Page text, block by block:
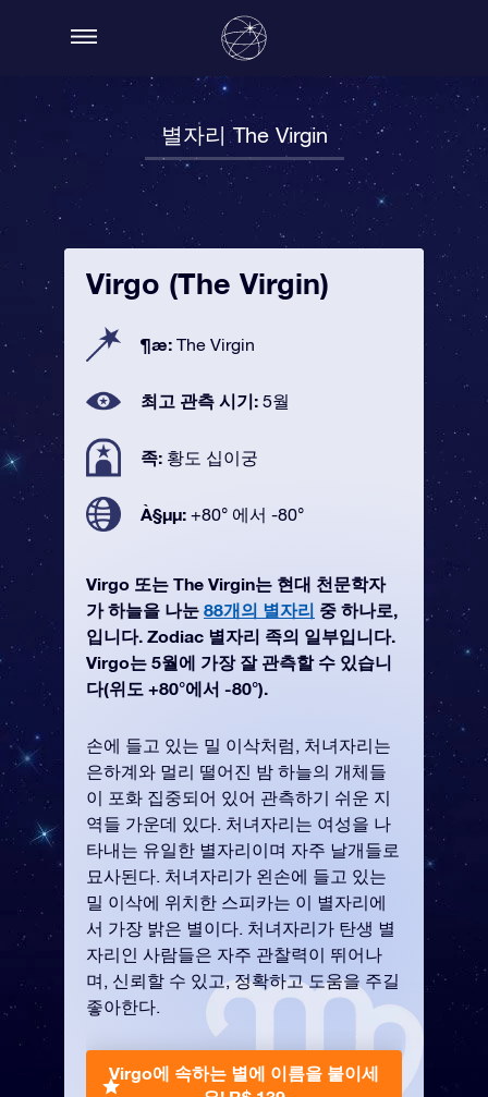
별자리 The Virgin
Virgo (The Virgin)
¶æ: The Virgin
최고 관측 시기: 5월
족: 황도 십이궁
À§µµ: +80° 에서 -80°
Virgo 또는 The Virgin는 현대 천문학자
가 하늘을 나눈 88개의 별자리 중 하나로,
입니다. Zodiac 별자리 족의 일부입니다.
Virgo는 5월에 가장 잘 관측할 수 있습니
다(위도 +80°에서 -80°).
손에 들고 있는 밀 이삭처럼, 처녀자리는
은하계와 멀리 떨어진 밤 하늘의 개체들
이 포화 집중되어 있어 관측하기 쉬운 지
역들 가운데 있다. 처녀자리는 여성을 나
타내는 유일한 별자리이며 자주 날개들로
묘사된다. 처녀자리가 왼손에 들고 있는
밀 이삭에 위치한 스피카는 이 별자리에
서 가장 밝은 별이다. 처녀자리가 탄생 별
자리인 사람들은 자주 관찰력이 뛰어나
며, 신뢰할 수 있고, 정확하고 도움을 주길
좋아한다.
Virgo에 속하는 별에 이름을 붙이세